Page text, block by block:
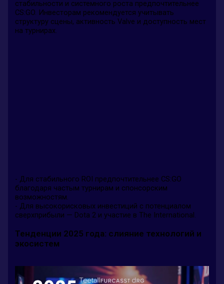
стабильности и системного роста предпочтительнее
CS:GO. Инвесторам рекомендуется учитывать
структуру сцены, активность Valve и доступность мест
на турнирах.
- Для стабильного ROI предпочтительнее CS:GO
благодаря частым турнирам и спонсорским
возможностям.
- Для высокорисковых инвестиций с потенциалом
сверхприбыли — Dota 2 и участие в The International.
Тенденции 2025 года: слияние технологий и
экосистем